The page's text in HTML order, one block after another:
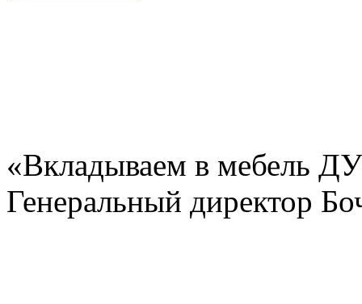
«Вкладываем в мебель
Генеральный директор